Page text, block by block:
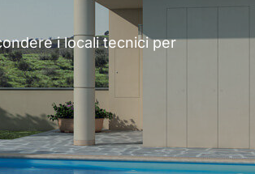
i locali tecnici per